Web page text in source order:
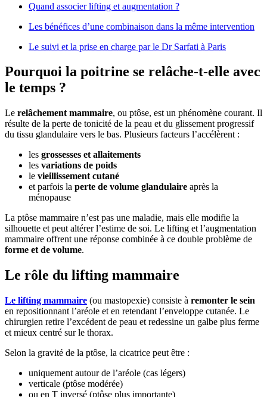
Quand associer lifting et augmentation ?
Les bénéfices d’une combinaison dans la même intervention
Le suivi et la prise en charge par le Dr Sarfati à Paris
Pourquoi la poitrine se relâche-t-elle avec
le temps ?
Le relâchement mammaire, ou ptôse, est un phénomène courant. Il
résulte de la perte de tonicité de la peau et du glissement progressif
du tissu glandulaire vers le bas. Plusieurs facteurs l’accélèrent :
les grossesses et allaitements
les variations de poids
le vieillissement cutané
et parfois la perte de volume glandulaire après la
ménopause
La ptôse mammaire n’est pas une maladie, mais elle modifie la
silhouette et peut altérer l’estime de soi. Le lifting et l’augmentation
mammaire offrent une réponse combinée à ce double problème de
forme et de volume.
Le rôle du lifting mammaire
Le lifting mammaire (ou mastopexie) consiste à remonter le sein
en repositionnant l’aréole et en retendant l’enveloppe cutanée. Le
chirurgien retire l’excédent de peau et redessine un galbe plus ferme
et mieux centré sur le thorax.
Selon la gravité de la ptôse, la cicatrice peut être :
uniquement autour de l’aréole (cas légers)
verticale (ptôse modérée)
ou en T inversé (ptôse plus importante)